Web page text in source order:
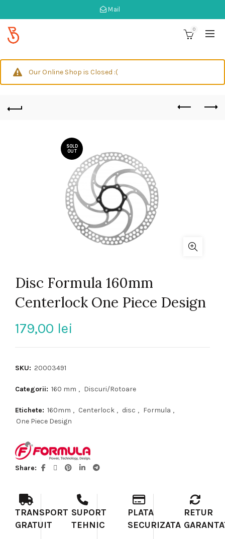
Mail
0
Our Online Shop is Closed :(
SOLD
OUT
Disc Formula 160mm
Centerlock One Piece Design
179,00 lei
SKU: 20003491
Categorii: 160 mm , Discuri/Rotoare
Etichete: 160mm , Centerlock , disc , Formula ,
One Piece Design
Share
TRANSPORT
GRATUIT
SUPORT
TEHNIC
PLATA
SECURIZATA
RETUR